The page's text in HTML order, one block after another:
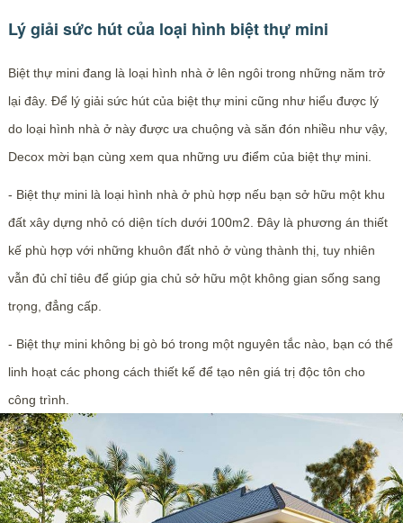
Lý giải sức hút của loại hình biệt thự mini
Biệt thự mini đang là loại hình nhà ở lên ngôi trong những năm trở
lại đây. Để lý giải sức hút của biệt thự mini cũng như hiểu được lý
do loại hình nhà ở này được ưa chuộng và săn đón nhiều như vậy,
Decox mời bạn cùng xem qua những ưu điểm của biệt thự mini.
- Biệt thự mini là loại hình nhà ở phù hợp nếu bạn sở hữu một khu
đất xây dựng nhỏ có diện tích dưới 100m2. Đây là phương án thiết
kế phù hợp với những khuôn đất nhỏ ở vùng thành thị, tuy nhiên
vẫn đủ chỉ tiêu để giúp gia chủ sở hữu một không gian sống sang
trọng, đẳng cấp.
- Biệt thự mini không bị gò bó trong một nguyên tắc nào, bạn có thể
linh hoạt các phong cách thiết kế để tạo nên giá trị độc tôn cho
công trình.